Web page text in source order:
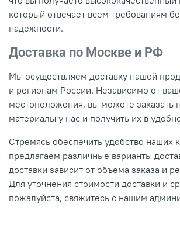
который отвечает всем требованиям
надежности.
Доставка по Москве и РФ
Мы осуществляем доставку нашей
и регионам России. Независимо от
местоположения, вы можете заказать
материалы у нас и получить их в
Стремясь обеспечить удобство наших
предлагаем различные варианты
доставки зависит от объема заказа и
Для уточнения стоимости доставки и
пожалуйста, свяжитесь с нашим